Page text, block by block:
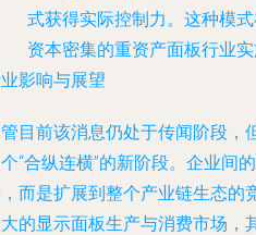
式获得实际控制力。这种模
资本密集的重资产面板行业实
影响与展望
目前该消息仍处于传闻阶段，
“合纵连横”的新阶段。企业间
而是扩展到整个产业链生态的
的显示面板生产与消费市场，